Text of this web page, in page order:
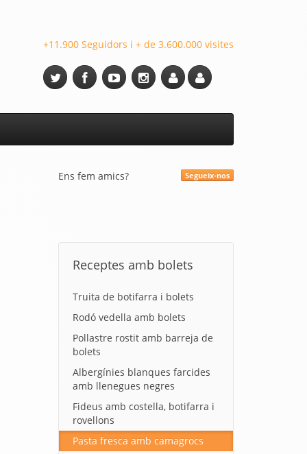
+11.900 Seguidors i + de 3.600.000 visites
Segueix-nos
Ens fem amics?
Receptes amb bolets
Truita de botifarra i bolets
Rodó vedella amb bolets
Pollastre rostit amb barreja de
bolets
Albergínies blanques farcides
amb llenegues negres
Fideus amb costella, botifarra i
rovellons
Pasta fresca amb camagrocs